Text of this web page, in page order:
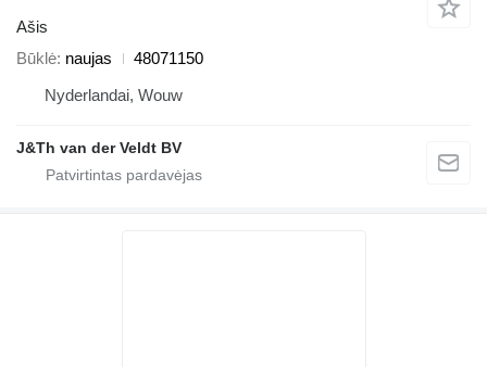
Ašis
Būklė naujas
48071150
Nyderlandai, Wouw
J&Th van der Veldt BV